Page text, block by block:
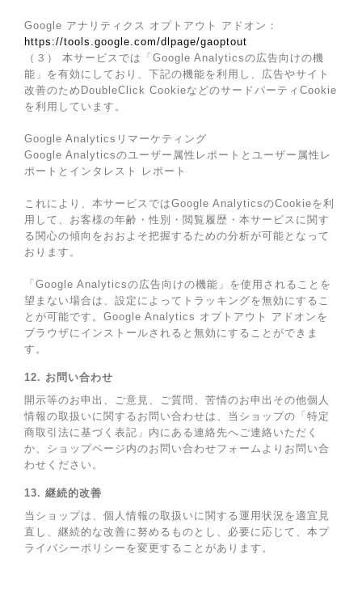
Google アナリティクス オプトアウト アドオン：
https://tools.google.com/dlpage/gaoptout
（３） 本サービスでは「Google Analyticsの広告向けの機
能」を有効にしており、下記の機能を利用し、広告やサイト
改善のためDoubleClick CookieなどのサードパーティCookie
を利用しています。
Google Analyticsリマーケティング
Google Analyticsのユーザー属性レポートとユーザー属性レ
ポートとインタレスト レポート
これにより、本サービスではGoogle AnalyticsのCookieを利
用して、お客様の年齢・性別・閲覧履歴・本サービスに関す
る関心の傾向をおおよそ把握するための分析が可能となって
おります。
「Google Analyticsの広告向けの機能」を使用されることを
望まない場合は、設定によってトラッキングを無効にするこ
とが可能です。Google Analytics オプトアウト アドオンを
ブラウザにインストールされると無効にすることができま
す。
12. お問い合わせ
開示等のお申出、ご意見、ご質問、苦情のお申出その他個人
情報の取扱いに関するお問い合わせは、当ショップの「特定
商取引法に基づく表記」内にある連絡先へご連絡いただく
か、ショップページ内のお問い合わせフォームよりお問い合
わせください。
13. 継続的改善
当ショップは、個人情報の取扱いに関する運用状況を適宜見
直し、継続的な改善に努めるものとし、必要に応じて、本プ
ライバシーポリシーを変更することがあります。